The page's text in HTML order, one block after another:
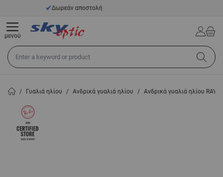
Μετάβαση στο περιεχόμενο
Αναζήτηση σε όλο το κατάστημα...
μενού
/ Γυαλιά ηλίου / Ανδρικά γυαλιά ηλίου / Ανδρικά γυαλιά ηλίου RAY-